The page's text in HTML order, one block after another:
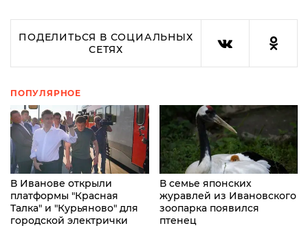
ПОДЕЛИТЬСЯ В СОЦИАЛЬНЫХ
СЕТЯХ
ПОПУЛЯРНОЕ
В Иванове открыли
платформы "Красная
Талка" и "Курьяново" для
городской электрички
В семье японских
журавлей из Ивановского
зоопарка появился
птенец